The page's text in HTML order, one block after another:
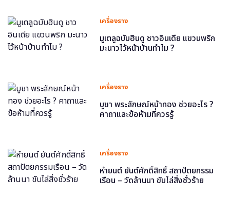
เครื่องราง
มูเตลูฉบับฮินดู ชาวอินเดีย แขวนพริก
มะนาวไว้หน้าบ้านทำไม ?
เครื่องราง
บูชา พระลักษณ์หน้าทอง ช่วยอะไร ?
คาถาและข้อห้ามที่ควรรู้
เครื่องราง
หำยนต์ ยันต์ศักดิ์สิทธิ์ สถาปัตยกรรม
เรือน – วัดล้านนา ขับไล่สิ่งชั่วร้าย